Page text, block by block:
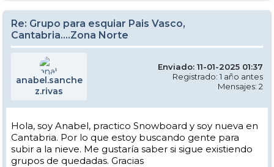
Re: Grupo para esquiar Pais Vasco,
Cantabria....Zona Norte
anabel.sanche
z.rivas
Enviado: 11-01-2025 01:37
Registrado: 1 año antes
Mensajes: 2
Hola, soy Anabel, practico Snowboard y soy nueva en
Cantabria. Por lo que estoy buscando gente para
subir a la nieve. Me gustaría saber si sigue existiendo
grupos de quedadas. Gracias